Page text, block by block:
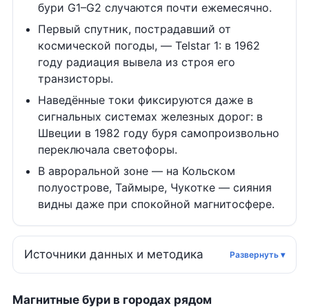
бури G1–G2 случаются почти ежемесячно.
Первый спутник, пострадавший от
космической погоды, — Telstar 1: в 1962
году радиация вывела из строя его
транзисторы.
Наведённые токи фиксируются даже в
сигнальных системах железных дорог: в
Швеции в 1982 году буря самопроизвольно
переключала светофоры.
В авроральной зоне — на Кольском
полуострове, Таймыре, Чукотке — сияния
видны даже при спокойной магнитосфере.
Источники данных и методика
Магнитные бури в городах рядом